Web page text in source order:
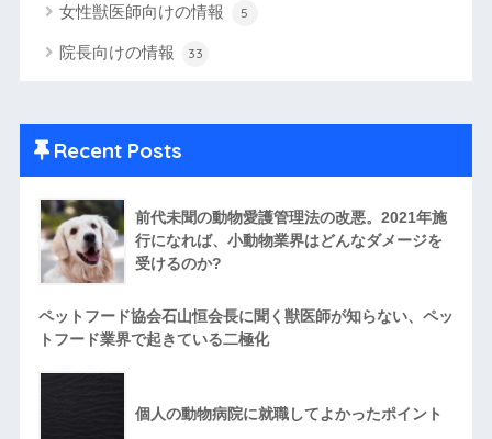
女性獣医師向けの情報 5
院長向けの情報 33
Recent Posts
前代未聞の動物愛護管理法の改悪。2021年施
行になれば、小動物業界はどんなダメージを
受けるのか?
ペットフード協会石山恒会長に聞く獣医師が知らない、ペッ
トフード業界で起きている二極化
個人の動物病院に就職してよかったポイント